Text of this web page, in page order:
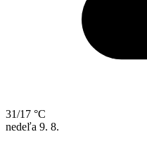
31/17 °C
nedeľa 9. 8.